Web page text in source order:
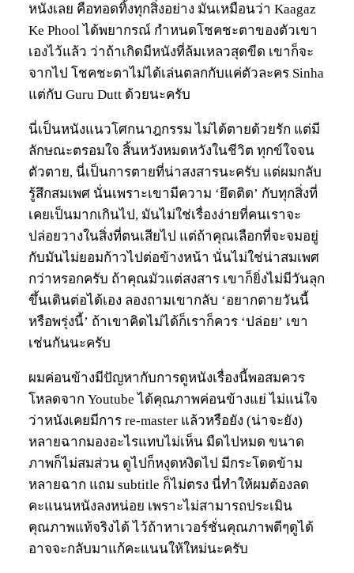
หนังเลย คือทอดทิ้งทุกสิ่งอย่าง มันเหมือนว่า Kaagaz
Ke Phool ได้พยากรณ์ กำหนดโชคชะตาของตัวเขา
เองไว้แล้ว ว่าถ้าเกิดมีหนังที่ล้มเหลวสุดขีด เขาก็จะ
จากไป โชคชะตาไม่ได้เล่นตลกกับแค่ตัวละคร Sinha
แต่กับ Guru Dutt ด้วยนะครับ
นี่เป็นหนังแนวโศกนาฎกรรม ไม่ได้ตายด้วยรัก แต่มี
ลักษณะตรอมใจ สิ้นหวังหมดหวังในชีวิต ทุกข์ใจจน
ตัวตาย, นี่เป็นการตายที่น่าสงสารนะครับ แต่ผมกลับ
รู้สึกสมเพศ นั่นเพราะเขามีความ ‘ยึดติด’ กับทุกสิ่งที่
เคยเป็นมากเกินไป, มันไม่ใช่เรื่องง่ายที่คนเราจะ
ปล่อยวางในสิ่งที่ตนเสียไป แต่ถ้าคุณเลือกที่จะจมอยู่
กับมันไม่ยอมก้าวไปต่อข้างหน้า นั่นไม่ใช่น่าสมเพศ
กว่าหรอกครับ ถ้าคุณมัวแต่สงสาร เขาก็ยิ่งไม่มีวันลุก
ขึ้นเดินต่อได้เอง ลองถามเขากลับ ‘อยากตายวันนี้
หรือพรุ่งนี้’ ถ้าเขาคิดไม่ได้ก็เราก็ควร ‘ปล่อย’ เขา
เช่นกันนะครับ
ผมค่อนข้างมีปัญหากับการดูหนังเรื่องนี้พอสมควร
โหลดจาก Youtube ได้คุณภาพค่อนข้างแย่ ไม่แน่ใจ
ว่าหนังเคยมีการ re-master แล้วหรือยัง (น่าจะยัง)
หลายฉากมองอะไรแทบไม่เห็น มืดไปหมด ขนาด
ภาพก็ไม่สมส่วน ดูไปก็หงุดหงิดไป มีกระโดดข้าม
หลายฉาก แถม subtitle ก็ไม่ตรง นี่ทำให้ผมต้องลด
คะแนนหนังลงหน่อย เพราะไม่สามารถประเมิน
คุณภาพแท้จริงได้ ไว้ถ้าหาเวอร์ชั่นคุณภาพดีๆดูได้
อาจจะกลับมาแก้คะแนนให้ใหม่นะครับ